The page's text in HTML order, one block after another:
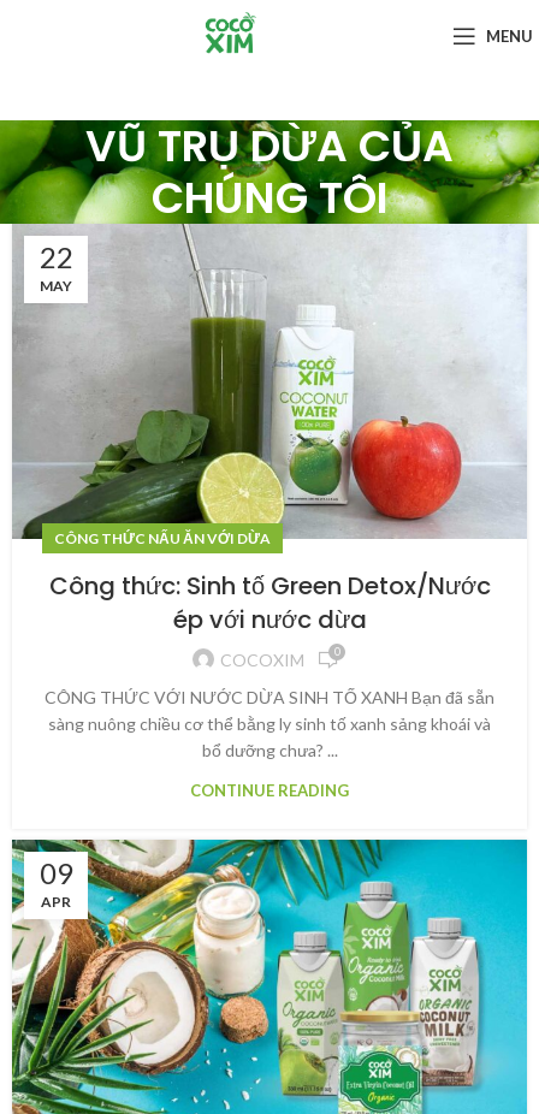
MENU
VŨ TRỤ DỪA CỦA
CHÚNG TÔI
22
MAY
CÔNG THỨC NẤU ĂN VỚI DỪA
Công thức: Sinh tố Green Detox/Nước
ép với nước dừa
COCOXIM 0
CÔNG THỨC VỚI NƯỚC DỪA SINH TỐ XANH Bạn đã sẵn
sàng nuông chiều cơ thể bằng ly sinh tố xanh sảng khoái và
bổ dưỡng chưa? ...
CONTINUE READING
09
APR